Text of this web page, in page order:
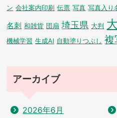
ン 会社案内印刷 伝票 写真 写真入り
名刺 和雑貨 団扇 埼玉県 大判
機械学習 生成AI 自動塗りつぶし 複
アーカイブ
2026年6月